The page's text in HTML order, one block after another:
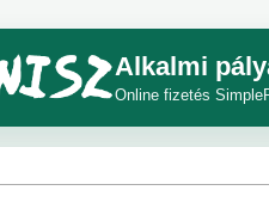
Alkalmi
Online fizetés